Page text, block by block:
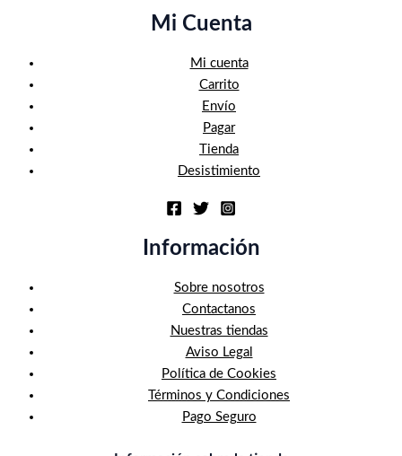
Mi Cuenta
Mi cuenta
Carrito
Envío
Pagar
Tienda
Desistimiento
Información
Sobre nosotros
Contactanos
Nuestras tiendas
Aviso Legal
Política de Cookies
Términos y Condiciones
Pago Seguro